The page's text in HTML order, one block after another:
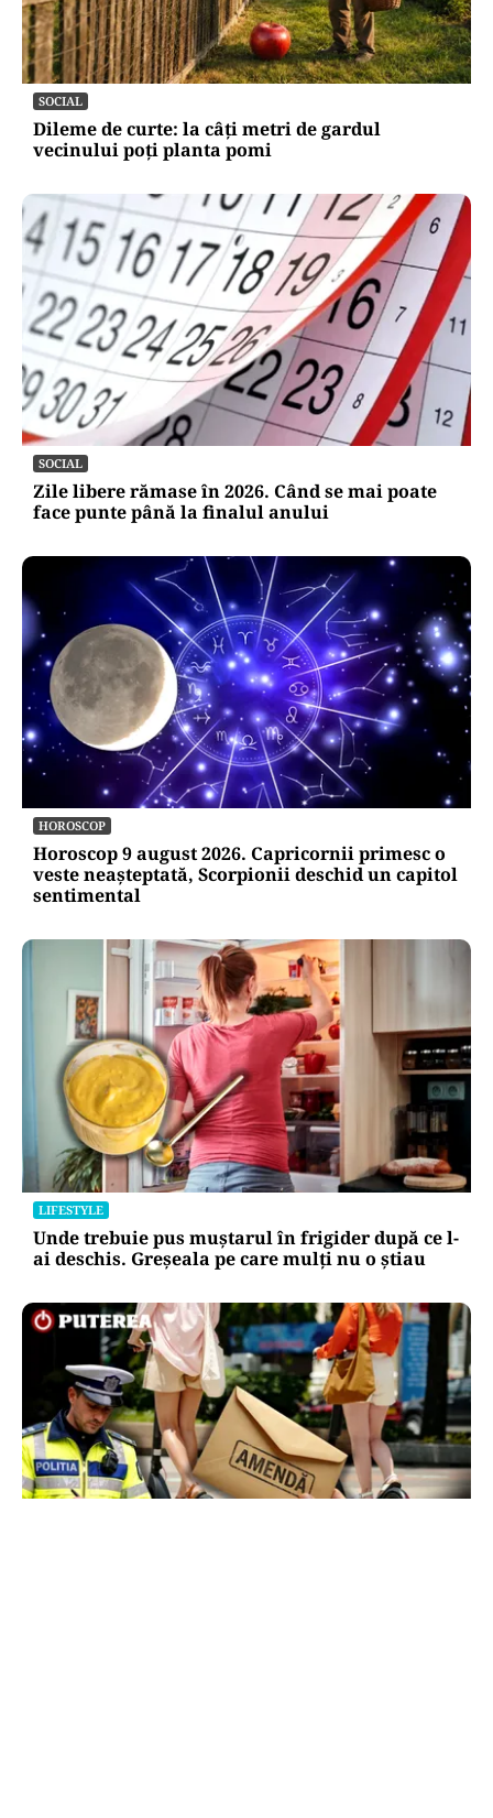
SOCIAL
Dileme de curte: la câți metri de gardul
vecinului poți planta pomi
SOCIAL
Zile libere rămase în 2026. Când se mai poate
face punte până la finalul anului
HOROSCOP
Horoscop 9 august 2026. Capricornii primesc o
veste neașteptată, Scorpionii deschid un capitol
sentimental
LIFESTYLE
Unde trebuie pus muștarul în frigider după ce l-
ai deschis. Greșeala pe care mulți nu o știau